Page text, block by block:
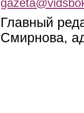
Главный
Смирнова,